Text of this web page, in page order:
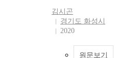
김시곤
경기도 화성시
2020
원문보기